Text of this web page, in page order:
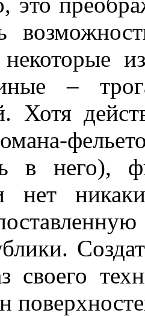
некоторые
–
Хотя
в него),
нет
своего